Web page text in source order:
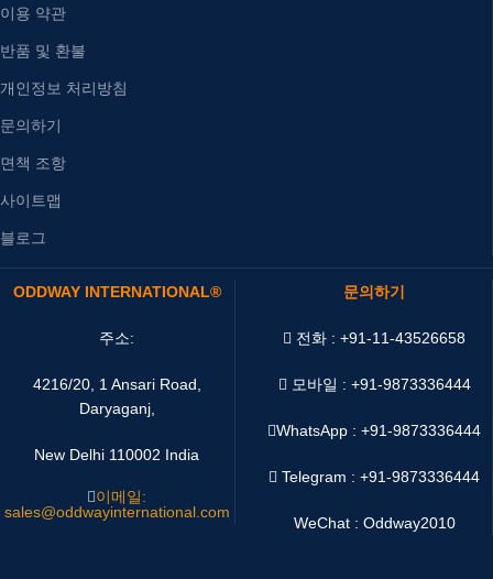
이용 약관
반품 및 환불
개인정보 처리방침
문의하기
면책 조항
사이트맵
블로그
ODDWAY INTERNATIONAL®
주소:
4216/20, 1 Ansari Road,
Daryaganj,
New Delhi 110002 India
이메일:
sales@oddwayinternational.com
문의하기
전화 : +91-11-43526658
모바일 : +91-9873336444
WhatsApp :+91-9873336444
Telegram : +91-9873336444
WeChat : Oddway2010